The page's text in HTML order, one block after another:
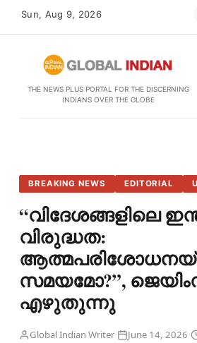
Sun, Aug 9, 2026
THE NEWS PLUS PORTAL FOR THE DISCERNING
INDIANS OVER THE GLOBE
BREAKING NEWS EDITORIAL
“വിദേശങ്ങളിലെ
വിരുദ്ധത:
സമയമോ?”,
എഴുതുന്നു
Global Indian Writer· June 14, 2026·